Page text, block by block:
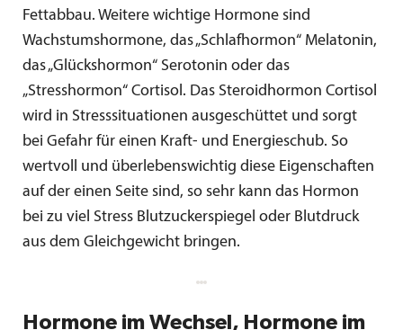
Fettabbau. Weitere wichtige Hormone sind
Wachstumshormone, das „Schlafhormon“ Melatonin,
das „Glückshormon“ Serotonin oder das
„Stresshormon“ Cortisol. Das Steroidhormon Cortisol
wird in Stresssituationen ausgeschüttet und sorgt
bei Gefahr für einen Kraft- und Energieschub. So
wertvoll und überlebenswichtig diese Eigenschaften
auf der einen Seite sind, so sehr kann das Hormon
bei zu viel Stress Blutzuckerspiegel oder Blutdruck
aus dem Gleichgewicht bringen.
Hormone im Wechsel, Hormone im